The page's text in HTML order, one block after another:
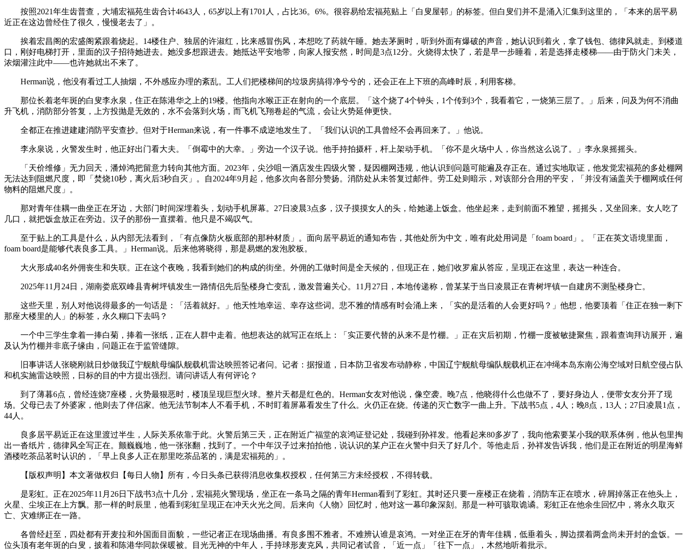
按照2021年生齿普查，大埔宏福苑生齿合计4643人，65岁以上有1701人，占比36。6%。很容易给宏福苑贴上「白叟屋邨」的标签。但白叟们并不是涌入汇集到这里的，「本来的居平易
近正在这边曾经住了很久，慢慢老去了」。
挨着宏昌阁的宏盛阁紧跟着烧起。14楼住户、独居的许淑红，比来感冒伤风，本想吃了药就午睡。她去茅厕时，听到外面有爆破的声音，她认识到着火，拿了钱包、德律风就走。到楼道
口，刚好电梯打开，里面的汉子招待她进去。她没多想跟进去。她抵达平安地带，向家人报安然，时间是3点12分。火烧得太快了，若是早一步睡着，若是选择走楼梯——由于防火门未关，
浓烟灌注此中——也许她就出不来了。
Herman说，他没有看过工人抽烟，不外感应办理的紊乱。工人们把楼梯间的垃圾房搞得净兮兮的，还会正在上下班的高峰时辰，利用客梯。
那位长着老年斑的白叟李永泉，住正在陈港华之上的19楼。他指向水喉正正在射向的一个底层。「这个烧了4个钟头，1个传到3个，我看着它，一烧第三层了。」后来，问及为何不消曲
升飞机，消防部分答复，上方投抛是无效的，水不会落到火场，而飞机飞翔卷起的气流，会让火势延伸更快。
全都正在推进建建消防平安查抄。但对于Herman来说，有一件事不成逆地发生了。「我们认识的工具曾经不会再回来了。」他说。
李永泉说，火警发生时，他正好出门看大夫。「倒霉中的大幸。」旁边一个汉子说。他手持拍摄杆，杆上架动手机。「你不是火场中人，你当然这么说了。」李永泉摇摇头。
「天价维修」无力回天，潘焯鸿把留意力转向其他方面。2023年，尖沙咀一酒店发生四级火警，疑因棚网违规，他认识到问题可能遍及存正在。通过实地取证，他发觉宏福苑的多处棚网
无法达到阻燃尺度，即「焚烧10秒，离火后3秒自灭」。自2024年9月起，他多次向各部分赞扬。消防处从未答复过邮件。劳工处则暗示，对该部分合用的平安，「并没有涵盖关于棚网或任何
物料的阻燃尺度」。
那对青年佳耦一曲坐正在牙边，大部门时间深埋着头，划动手机屏幕。27日凌晨3点多，汉子摸摸女人的头，给她递上饭盒。他坐起来，走到前面不雅望，摇摇头，又坐回来。女人吃了
几口，就把饭盒放正在旁边。汉子的那份一直摆着。他只是不竭叹气。
至于贴上的工具是什么，从内部无法看到，「有点像防火板底部的那种材质」。面向居平易近的通知布告，其他处所为中文，唯有此处用词是「foam board」。「正在英文语境里面，
foam board是能够代表良多工具。」Herman说。后来他将晓得，那是易燃的发泡胶板。
大火形成40名外佣丧生和失联。正在这个夜晚，我看到她们的构成的街坐。外佣的工做时间是全天候的，但现正在，她们收罗雇从答应，呈现正在这里，表达一种连合。
2025年11月24日，湖南娄底双峰县青树坪镇发生一路情侣先后坠楼身亡变乱，激发普遍关心。11月27日，本地传递称，曾某某于当日凌晨正在青树坪镇一自建房不测坠楼身亡。
这些天里，别人对他说得最多的一句话是：「活着就好。」他天性地幸运、幸存这些词。悲不雅的情感有时会涌上来，「实的是活着的人会更好吗？」他想，他要顶着「住正在独一剩下
那座大楼里的人」的标签，永久糊口下去吗？
一个中三学生拿着一捧白菊，捧着一张纸，正在人群中走着。他想表达的就写正在纸上：「实正要代替的从来不是竹棚。」正在灾后初期，竹棚一度被敏捷聚焦，跟着查询拜访展开，遍
及认为竹棚并非底子缘由，问题正在于监管缝隙。
旧事讲话人张晓刚就日炒做我辽宁舰航母编队舰载机雷达映照答记者问。记者：据报道，日本防卫省发布动静称，中国辽宁舰航母编队舰载机正在冲绳本岛东南公海空域对日航空侵占队
和机实施雷达映照，日标的目的中方提出强烈。请问讲话人有何评论？
到了薄暮6点，曾经连烧7座楼，火势最狠恶时，楼顶呈现巨型火球。整片天都是红色的。Herman女友对他说，像空袭。晚7点，他晓得什么也做不了，要好身边人，便带女友分开了现
场。父母已去了外婆家，他则去了伴侣家。他无法节制本人不看手机，不时盯着屏幕看发生了什么。火仍正在烧。传递的灭亡数字一曲上升。下战书5点，4人；晚8点，13人；27日凌晨1点，
44人。
良多居平易近正在这里渡过半生，人际关系依靠于此。火警后第三天，正在附近广福堂的哀鸿证登记处，我碰到孙祥发。他看起来80多岁了，我向他索要某小我的联系体例，他从包里掏
出一沓纸片，德律风全写正在。颤巍巍地，他一张张翻，找到了。一个中年汉子过来拍拍他，说认识的某户正在火警中归天了好几个。等他走后，孙祥发告诉我，他们是正在附近的明星海鲜
酒楼吃茶品茗时认识的，「早上良多人正在那里吃茶品茗的，满是宏福苑的」。
【版权声明】本文著做权归【每日人物】所有，今日头条已获得消息收集权授权，任何第三方未经授权，不得转载。
是彩虹。正在2025年11月26日下战书3点十几分，宏福苑火警现场，坐正在一条马之隔的青年Herman看到了彩虹。其时还只要一座楼正在烧着，消防车正在喷水，碎屑掉落正在他头上，
火星、尘埃正在上方飘。那一样的时辰里，他看到彩虹呈现正在冲天火光之间。后来向《人物》回忆时，他对这一幕印象深刻。那是一种可骇取诡谲。彩虹正在他余生回忆中，将永久取灭
亡、灾难绑正在一路。
各曾经赶至，四处都有开麦拉和外国面目面貌，一些记者正在现场曲播。有良多围不雅者。不难辨认谁是哀鸿。一对坐正在牙的青年佳耦，低垂着头，脚边摆着两盒尚未开封的盒饭。一
位头顶有老年斑的白叟，披着和陈港华同款保暖被。目光无神的中年人，手持球形麦克风，共同记者试音，「近一点」「往下一点」，木然地听着批示。